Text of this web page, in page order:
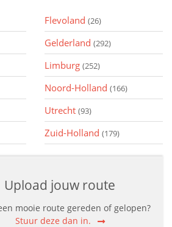
Flevoland (26)
Gelderland (292)
Limburg (252)
Noord-Holland (166)
Utrecht (93)
Zuid-Holland (179)
Upload jouw route
mooie route gereden of gelopen?
Stuur deze dan in.